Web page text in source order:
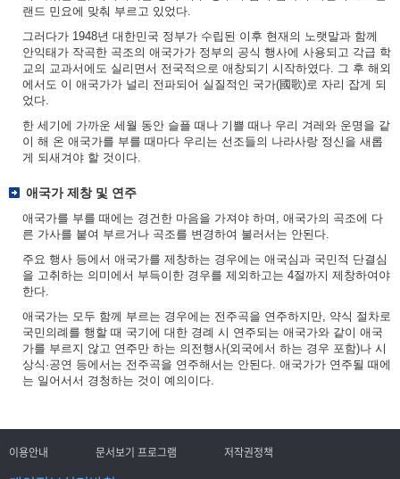
랜드 민요에 맞춰 부르고 있었다.
그러다가 1948년 대한민국 정부가 수립된 이후 현재의 노랫말과 함께
안익태가 작곡한 곡조의 애국가가 정부의 공식 행사에 사용되고 각급 학
교의 교과서에도 실리면서 전국적으로 애창되기 시작하였다. 그 후 해외
에서도 이 애국가가 널리 전파되어 실질적인 국가(國歌)로 자리 잡게 되
었다.
한 세기에 가까운 세월 동안 슬플 때나 기쁠 때나 우리 겨레와 운명을 같
이 해 온 애국가를 부를 때마다 우리는 선조들의 나라사랑 정신을 새롭
게 되새겨야 할 것이다.
애국가 제창 및 연주
애국가를 부를 때에는 경건한 마음을 가져야 하며, 애국가의 곡조에 다
른 가사를 붙여 부르거나 곡조를 변경하여 불러서는 안된다.
주요 행사 등에서 애국가를 제창하는 경우에는 애국심과 국민적 단결심
을 고취하는 의미에서 부득이한 경우를 제외하고는 4절까지 제창하여야
한다.
애국가는 모두 함께 부르는 경우에는 전주곡을 연주하지만, 약식 절차로
국민의례를 행할 때 국기에 대한 경례 시 연주되는 애국가와 같이 애국
가를 부르지 않고 연주만 하는 의전행사(외국에서 하는 경우 포함)나 시
상식·공연 등에서는 전주곡을 연주해서는 안된다. 애국가가 연주될 때에
는 일어서서 경청하는 것이 예의이다.
이용안내 문서보기 프로그램 저작권정책